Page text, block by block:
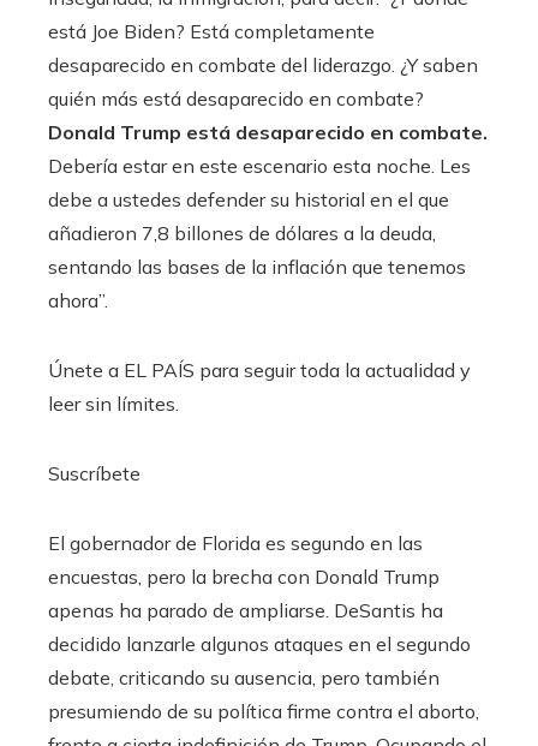
está Joe Biden? Está completamente
desaparecido en combate del liderazgo. ¿Y saben
quién más está desaparecido en combate?
Donald Trump está desaparecido en combate.
Debería estar en este escenario esta noche. Les
debe a ustedes defender su historial en el que
añadieron 7,8 billones de dólares a la deuda,
sentando las bases de la inflación que tenemos
ahora”.
Únete a EL PAÍS para seguir toda la actualidad y
leer sin límites.
Suscríbete
El gobernador de Florida es segundo en las
encuestas, pero la brecha con Donald Trump
apenas ha parado de ampliarse. DeSantis ha
decidido lanzarle algunos ataques en el segundo
debate, criticando su ausencia, pero también
presumiendo de su política firme contra el aborto,